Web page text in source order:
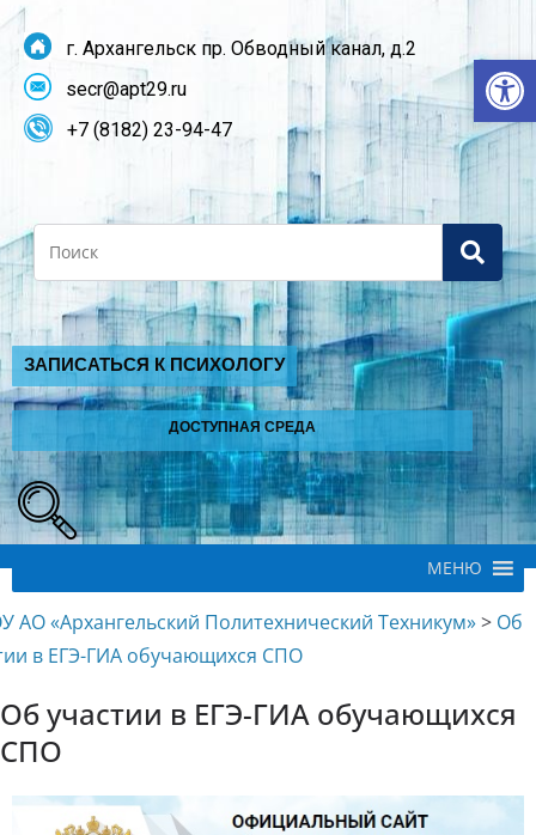
г. Архангельск пр. Обводный канал, д.2
secr@apt29.ru
+7 (8182) 23-94-47
Search
ЗАПИСАТЬСЯ К ПСИХОЛОГУ
ДОСТУПНАЯ СРЕДА
МЕНЮ
АО «Архангельский Политехнический Техникум»> Об
в ЕГЭ-ГИА обучающихся СПО
Об участии в ЕГЭ-ГИА обучающихся
СПО